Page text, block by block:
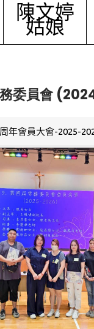
陳文婷
姑娘
委員會
周年會員大會-2025-